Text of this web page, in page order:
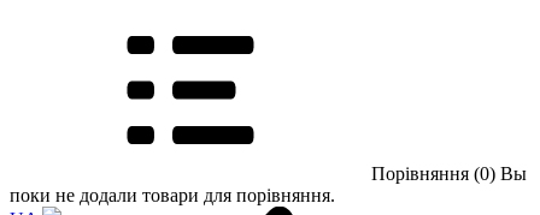
Порівняння (0) Вы
поки не додали товари для порівняння.